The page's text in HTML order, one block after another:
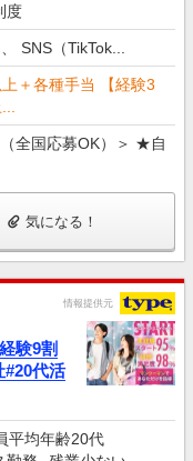
度
SNS（TikTok...
＋各種手当 【経験3
全国応募OK）＞ ★自
気になる！
情報提供元
験9割
#20代活
平均年齢20代